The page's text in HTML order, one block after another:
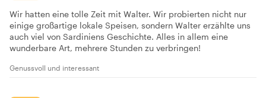
Wir hatten eine tolle Zeit mit Walter. Wir probierten nicht nur
einige großartige lokale Speisen, sondern Walter erzählte uns
auch viel von Sardiniens Geschichte. Alles in allem eine
wunderbare Art, mehrere Stunden zu verbringen!
Genussvoll und interessant